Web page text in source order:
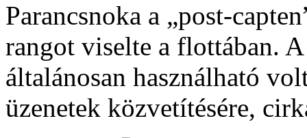
Parancsnoka a „post-
rangot viselte a flottában.
általánosan használható
üzenetek közvetítésére,